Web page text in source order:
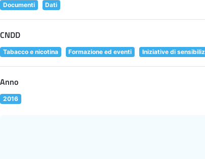
Documenti Dati
CNDD
Tabacco e nicotina Formazione ed eventi Iniziative di
Anno
2016